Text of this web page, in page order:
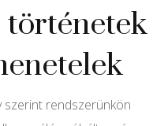
szerint rendszerünkön